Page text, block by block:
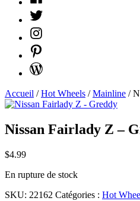
Twitter
Instagram
Pinterest
WordPress
Accueil /Hot Wheels /Mainline /
Nissan Fairlady Z –
$4.99
En rupture de stock
SKU: 22162 Catégories : Hot